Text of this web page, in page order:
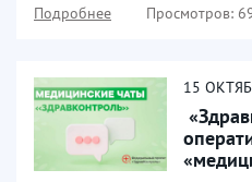
Подробнее Просмотров:
15